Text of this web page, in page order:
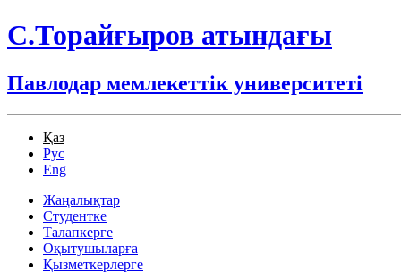
С.Торайғыров атындағы
Павлодар мемлекеттік университеті
Қаз
Рус
Eng
Жаңалықтар
Студентке
Талапкерге
Оқытушыларға
Қызметкерлерге